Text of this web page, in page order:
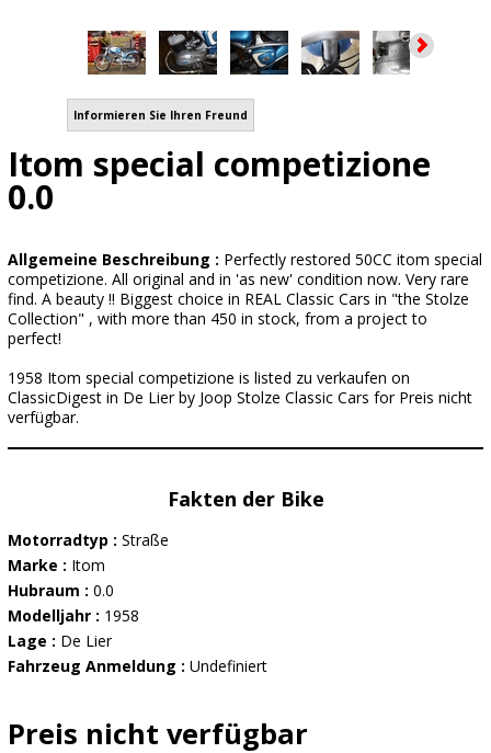
Informieren Sie Ihren Freund
Itom special competizione
0.0
Allgemeine Beschreibung : Perfectly restored 50CC itom special
competizione. All original and in 'as new' condition now. Very rare
find. A beauty !! Biggest choice in REAL Classic Cars in "the Stolze
Collection" , with more than 450 in stock, from a project to
perfect!
1958 Itom special competizione is listed zu verkaufen on
ClassicDigest in De Lier by Joop Stolze Classic Cars for Preis nicht
verfügbar.
Fakten der Bike
Motorradtyp : Straße
Marke : Itom
Hubraum : 0.0
Modelljahr : 1958
Lage : De Lier
Fahrzeug Anmeldung : Undefiniert
Preis nicht verfügbar